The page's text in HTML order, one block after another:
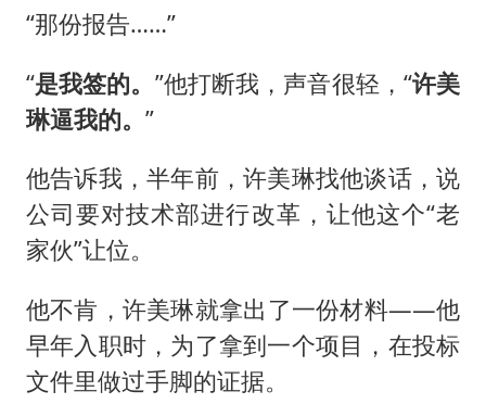
“那份报告……”
“是我签的。 ”他打断我，声音很轻，“许美
琳逼我的。 ”
他告诉我，半年前，许美琳找他谈话，说
公司要对技术部进行改革，让他这个“老
家伙”让位。
他不肯，许美琳就拿出了一份材料——他
早年入职时，为了拿到一个项目，在投标
文件里做过手脚的证据。